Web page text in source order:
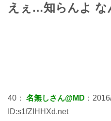
えぇ…知らんよ
40： 名無しさん@MD ：
ID:s1fZIHHXd.net